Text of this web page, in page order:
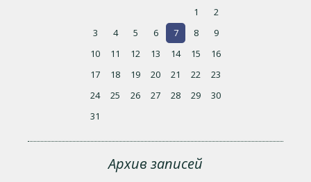
1
2
3
4 5 6 7 8
9
10
11 12 13 14 15
16
17
18 19 20 21 22
23
24
25 26 27 28 29
30
31
Архив записей